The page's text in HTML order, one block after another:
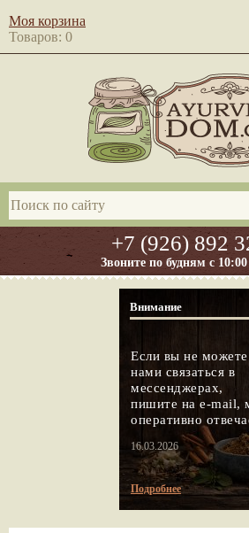
+7 (926) 892
Звоните по будням с
Моя корзина
Товаров: 0
Внимание
Если вы не можете
нами связаться в
мессенджерах,
пишите на e-mail,
оперативно
16.03.2026
Подробнее